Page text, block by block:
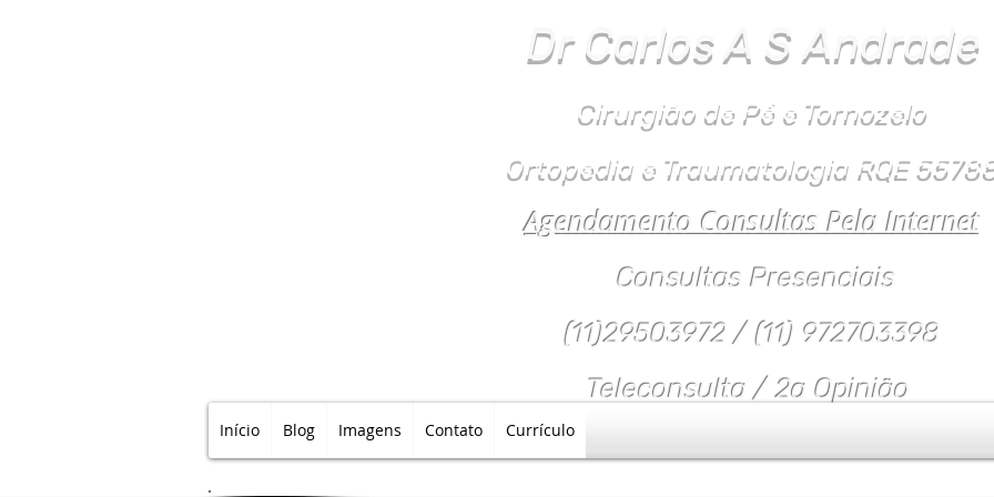
Dr Carlos A S Andrade
Cirurgião de Pé e Tornozelo
Ortopedia e Traumatologia RQE
Agendamento Consultas Pela Internet
Consultas Presenciais
(11)29503972 / (11) 972703398
Teleconsulta / 2a Opinião
Início Blog Imagens Contato Currículo